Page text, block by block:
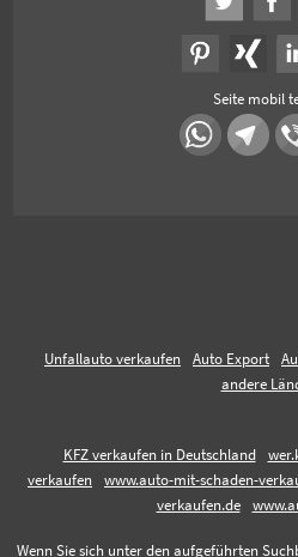
Seite mobil
Unfallauto verkaufen Auto Export
andere
KFZ verkaufen in Deutschland
verkaufen
www.auto-mit-schaden-
verkaufen.de
Wenn Sie sich unter den aufgeführten